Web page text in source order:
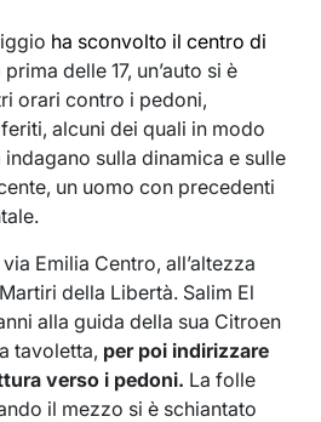
ha sconvolto il centro di
delle 17, un’auto si è
orari contro i pedoni,
alcuni dei quali in modo
sulla dinamica e sulle
un uomo con precedenti
Emilia Centro, all’altezza
della Libertà. Salim El
alla guida della sua Citroen
tavoletta, per poi indirizzare
verso i pedoni. La folle
il mezzo si è schiantato